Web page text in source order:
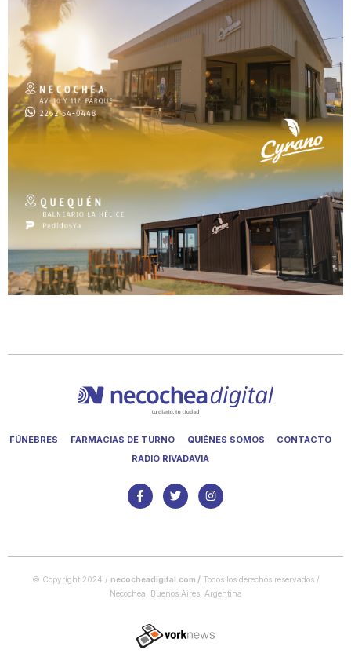
FÚNEBRES FARMACIAS DE TURNO QUIÉNES SOMOS
CONTACTO
RADIO RIVADAVIA
© Copyright 2024 / necocheadigital.com /Todos los derechos reservados /
Necochea, Buenos Aires, Argentina